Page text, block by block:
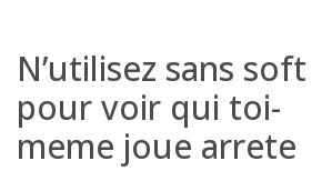
N’utilisez sans soft
pour voir qui toi-
meme joue arrete